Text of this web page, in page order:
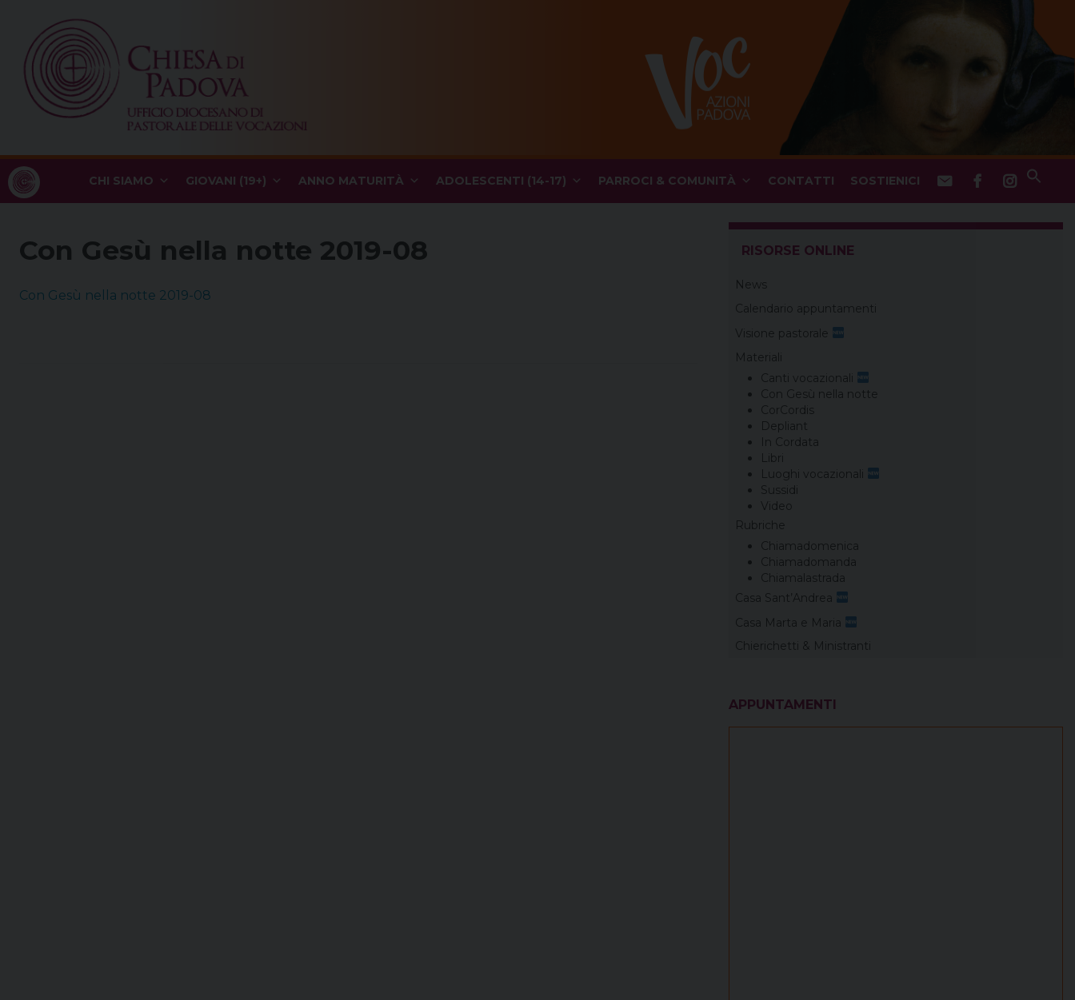
content
CHI SIAMO GIOVANI (19+) ANNO MATURITÀ ADOLESCENTI (14-17) PARROCI & COMUNITÀ CONTATTI SOSTIENICI
Con Gesù nella notte 2019-08
Con Gesù nella notte 2019-08
RISORSE ONLINE
News
Calendario appuntamenti
Visione pastorale
Materiali
Canti vocazionali
Con Gesù nella notte
CorCordis
Depliant
In Cordata
Libri
Luoghi vocazionali
Sussidi
Video
Rubriche
Chiamadomenica
Chiamadomanda
Chiamalastrada
Casa Sant’Andrea
Casa Marta e Maria
Chierichetti & Ministranti
APPUNTAMENTI